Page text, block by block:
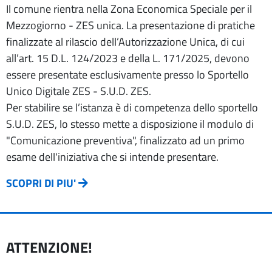
Il comune rientra nella Zona Economica Speciale per il
Mezzogiorno - ZES unica. La presentazione di pratiche
finalizzate al rilascio dell’Autorizzazione Unica, di cui
all’art. 15 D.L. 124/2023 e della L. 171/2025, devono
essere presentate esclusivamente presso lo Sportello
Unico Digitale ZES - S.U.D. ZES.
Per stabilire se l’istanza è di competenza dello sportello
S.U.D. ZES, lo stesso mette a disposizione il modulo di
"Comunicazione preventiva", finalizzato ad un primo
esame dell'iniziativa che si intende presentare.
SCOPRI DI PIU'
ATTENZIONE!